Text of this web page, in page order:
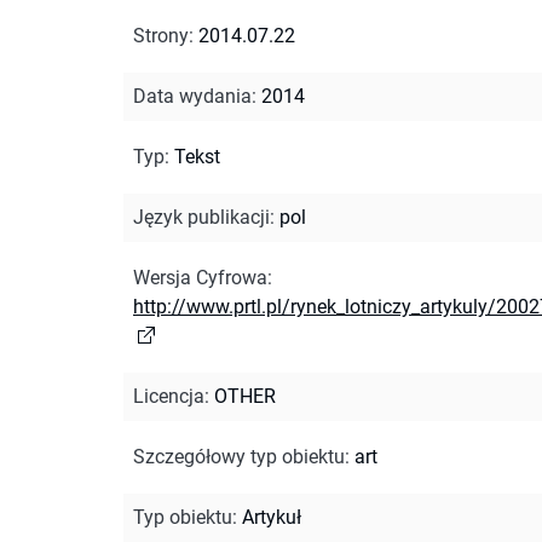
Strony: 2014.07.22
Data wydania: 2014
Typ: Tekst
Język publikacji: pol
Wersja Cyfrowa:
http://www.prtl.pl/rynek_lotniczy_artykuly/
Licencja: OTHER
Szczegółowy typ obiektu: art
Typ obiektu: Artykuł